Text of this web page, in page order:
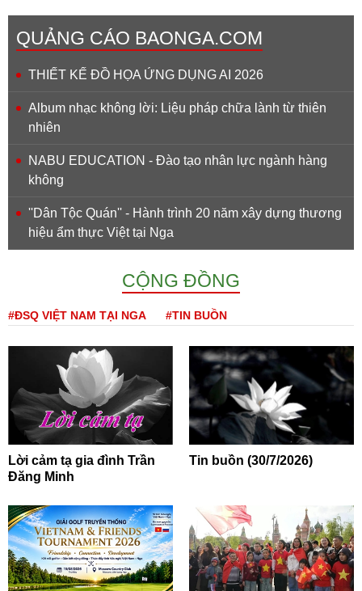
QUẢNG CÁO BAONGA.COM
THIẾT KẾ ĐỒ HỌA ỨNG DỤNG AI 2026
Album nhạc không lời: Liệu pháp chữa lành từ thiên
nhiên
NABU EDUCATION - Đào tạo nhân lực ngành hàng
không
''Dân Tộc Quán'' - Hành trình 20 năm xây dựng thương
hiệu ẩm thực Việt tại Nga
CỘNG ĐỒNG
#ĐSQ VIỆT NAM TẠI NGA #TIN BUỒN
Lời cảm tạ gia đình Trần
Đăng Minh
Tin buồn (30/7/2026)